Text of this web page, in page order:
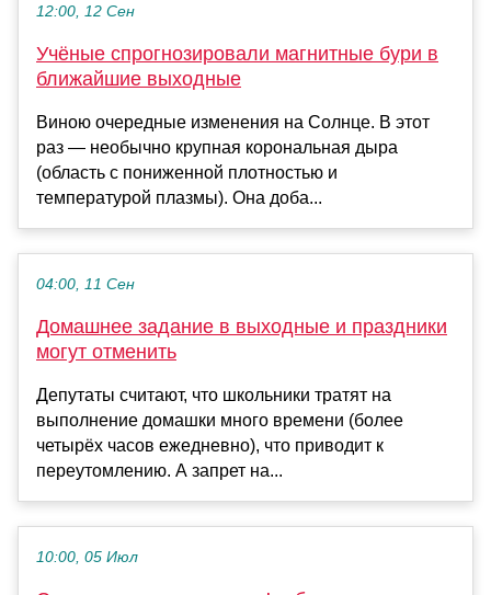
12:00, 12 Сен
Учёные спрогнозировали магнитные бури в
ближайшие выходные
Виною очередные изменения на Солнце. В этот
раз — необычно крупная корональная дыра
(область с пониженной плотностью и
температурой плазмы). Она доба...
04:00, 11 Сен
Домашнее задание в выходные и праздники
могут отменить
Депутаты считают, что школьники тратят на
выполнение домашки много времени (более
четырёх часов ежедневно), что приводит к
переутомлению. А запрет на...
10:00, 05 Июл